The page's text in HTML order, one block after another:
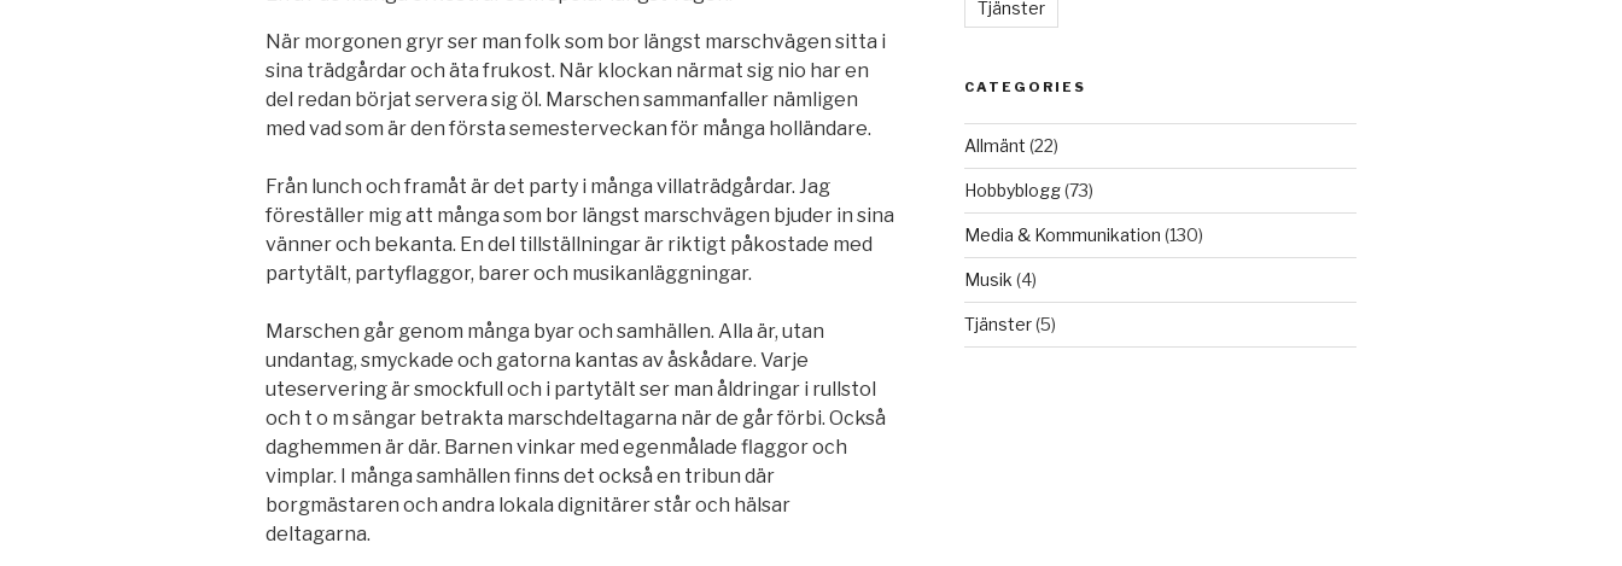
När morgonen gryr ser man folk som bor längst marschvägen sitta i
sina trädgårdar och äta frukost. När klockan närmat sig nio har en
del redan börjat servera sig öl. Marschen sammanfaller nämligen
med vad som är den första semesterveckan för många holländare.
Från lunch och framåt är det party i många villaträdgårdar. Jag
föreställer mig att många som bor längst marschvägen bjuder in sina
vänner och bekanta. En del tillställningar är riktigt påkostade med
partytält, partyflaggor, barer och musikanläggningar.
Marschen går genom många byar och samhällen. Alla är, utan
undantag, smyckade och gatorna kantas av åskådare. Varje
uteservering är smockfull och i partytält ser man åldringar i rullstol
och t o m sängar betrakta marschdeltagarna när de går förbi. Också
daghemmen är där. Barnen vinkar med egenmålade flaggor och
vimplar. I många samhällen finns det också en tribun där
borgmästaren och andra lokala dignitärer står och hälsar
deltagarna.
Tjänster
CATEGORIES
Allmänt (22)
Hobbyblogg(73)
Media & Kommunikation (130)
Musik (4)
Tjänster(5)